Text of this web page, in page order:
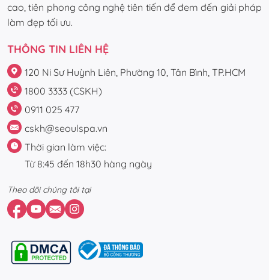
cao, tiên phong công nghệ tiên tiến để đem đến giải pháp
làm đẹp tối ưu.
THÔNG TIN LIÊN HỆ
120 Ni Sư Huỳnh Liên, Phường 10, Tân Bình, TP.HCM
1800 3333 (CSKH)
0911 025 477
cskh@seoulspa.vn
Thời gian làm việc:
Từ 8:45 đến 18h30 hàng ngày
Theo dõi chúng tôi tại